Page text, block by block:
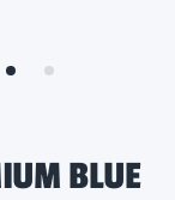
BLUE